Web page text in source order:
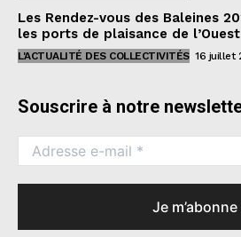
Les Rendez-vous des Baleines
les ports de plaisance de l’Ouest
L'ACTUALITÉ DES COLLECTIVITÉS 16 juillet
Souscrire à notre